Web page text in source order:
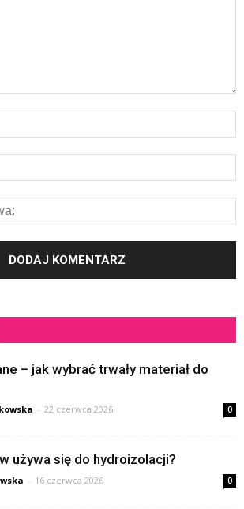
– jak wybrać trwały materiał do
- 22 czerwca 2026 0
używa się do hydroizolacji?
- 16 czerwca 2026 0